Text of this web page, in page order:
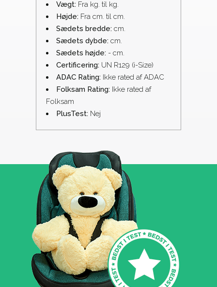
Vægt: Fra kg. til kg.
Højde: Fra cm. til cm.
Sædets bredde: cm.
Sædets dybde: cm.
Sædets højde: - cm.
Certificering: UN R129 (i-Size)
ADAC Rating: Ikke rated af ADAC
Folksam Rating: Ikke rated af
Folksam
PlusTest: Nej